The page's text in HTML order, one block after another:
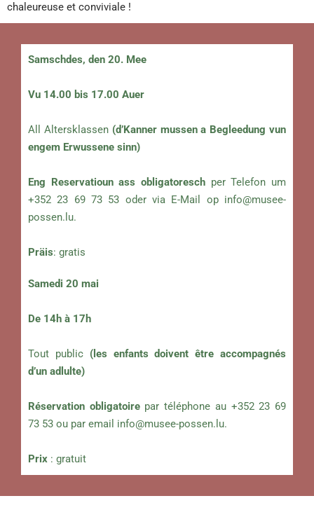
chaleureuse et conviviale !
Samschdes, den 20. Mee
Vu 14.00 bis 17.00 Auer
All Altersklassen(d’Kanner mussen a Begleedung vun
engem Erwussene sinn)
Eng Reservatioun ass obligatoresch per Telefon um
+352 23 69 73 53 oder via E-Mail op info@musee-
possen.lu.
Präis: gratis
Samedi 20 mai
De 14h à 17h
Tout public (les enfants doivent être accompagnés
d’un adlulte)
Réservation obligatoirepar téléphone au +352 23 69
73 53 ou par email info@musee-possen.lu.
Prix : gratuit